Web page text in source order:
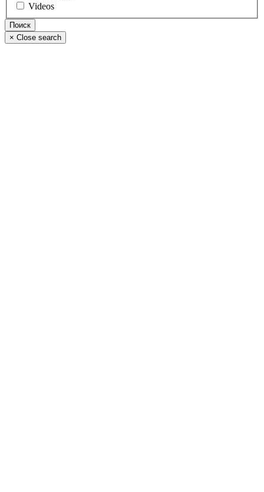
Videos
× Close search